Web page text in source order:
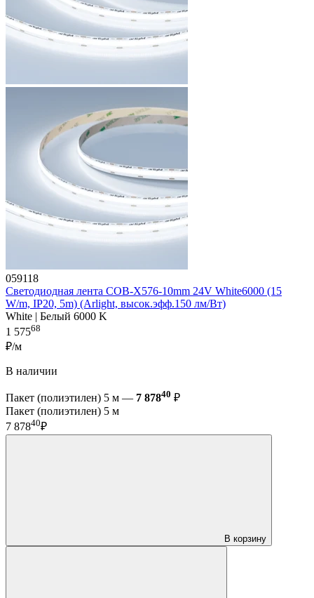
059118
Светодиодная лента COB-X576-10mm 24V White6000 (15
W/m, IP20, 5m) (Arlight, высок.эфф.150 лм/Вт)
White | Белый 6000 K
1 57568
₽/м
В наличии
Пакет (полиэтилен) 5 м — 7 87840 ₽
Пакет (полиэтилен) 5 м
7 87840₽
В корзину